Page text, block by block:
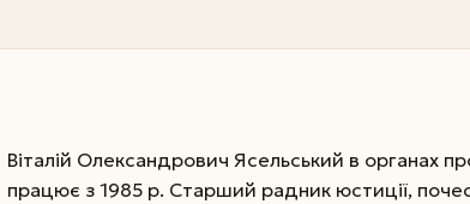
Віталій Олександрович Ясельський в органах
працює з 1985 р. Старший радник юстиції,